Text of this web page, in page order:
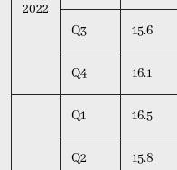
2022
Q3 15.6
Q4 16.1
Q1 16.5
Q2 15.8